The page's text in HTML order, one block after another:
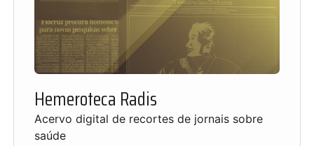
Hemeroteca Radis
Acervo digital de recortes de jornais sobre
saúde